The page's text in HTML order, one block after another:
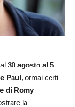
30 agosto al 5
Paul, ormai certi
di Romy
la